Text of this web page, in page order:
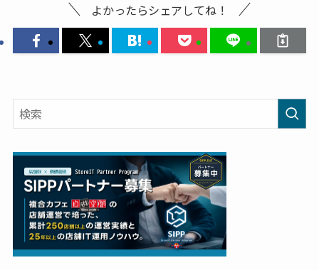
よかったらシェアしてね！